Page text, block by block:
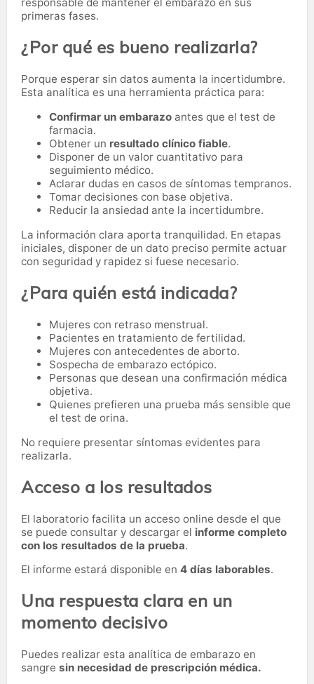
responsable de mantener el embarazo en sus
primeras fases.
¿Por qué es bueno realizarla?
Porque esperar sin datos aumenta la incertidumbre.
Esta analítica es una herramienta práctica para:
Confirmar un embarazo antes que el test de
farmacia.
Obtener un resultado clínico fiable.
Disponer de un valor cuantitativo para
seguimiento médico.
Aclarar dudas en casos de síntomas tempranos.
Tomar decisiones con base objetiva.
Reducir la ansiedad ante la incertidumbre.
La información clara aporta tranquilidad. En etapas
iniciales, disponer de un dato preciso permite actuar
con seguridad y rapidez si fuese necesario.
¿Para quién está indicada?
Mujeres con retraso menstrual.
Pacientes en tratamiento de fertilidad.
Mujeres con antecedentes de aborto.
Sospecha de embarazo ectópico.
Personas que desean una confirmación médica
objetiva.
Quienes prefieren una prueba más sensible que
el test de orina.
No requiere presentar síntomas evidentes para
realizarla.
Acceso a los resultados
El laboratorio facilita un acceso online desde el que
se puede consultar y descargar el informe completo
con los resultados de la prueba.
El informe estará disponible en 4 días laborables.
Una respuesta clara en un
momento decisivo
Puedes realizar esta analítica de embarazo en
sangre sin necesidad de prescripción médica.